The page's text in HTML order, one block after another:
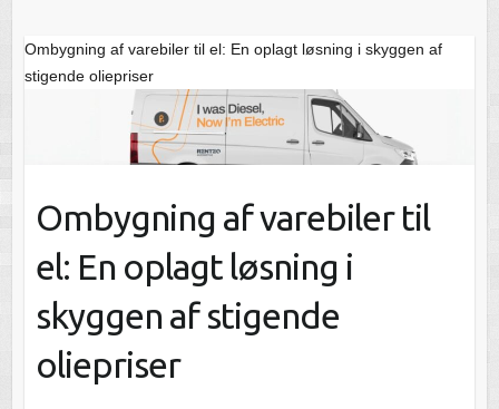
Ombygning af varebiler til el: En oplagt løsning i skyggen af
stigende oliepriser
Ombygning af varebiler til
el: En oplagt løsning i
skyggen af stigende
oliepriser